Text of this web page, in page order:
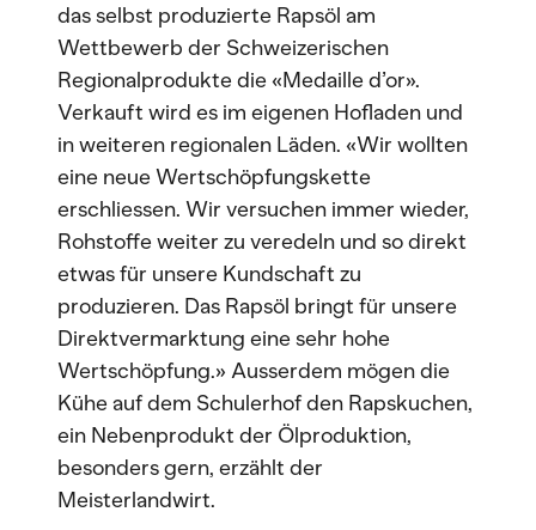
das selbst produzierte Rapsöl am
Wettbewerb der Schweizerischen
Regionalprodukte die «Medaille d’or».
Verkauft wird es im eigenen Hofladen und
in weiteren regionalen Läden. «Wir wollten
eine neue Wertschöpfungskette
erschliessen. Wir versuchen immer wieder,
Rohstoffe weiter zu veredeln und so direkt
etwas für unsere Kundschaft zu
produzieren. Das Rapsöl bringt für unsere
Direktvermarktung eine sehr hohe
Wertschöpfung.» Ausserdem mögen die
Kühe auf dem Schulerhof den Rapskuchen,
ein Nebenprodukt der Ölproduktion,
besonders gern, erzählt der
Meisterlandwirt.